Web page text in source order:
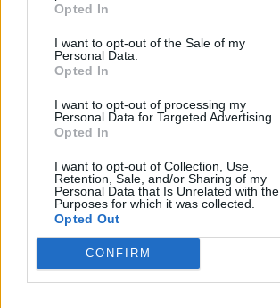
Opted In
I want to opt-out of the Sale of my
Personal Data.
Opted In
I want to opt-out of processing my
Personal Data for Targeted Advertising.
Opted In
I want to opt-out of Collection, Use,
Retention, Sale, and/or Sharing of my
Personal Data that Is Unrelated with the
Purposes for which it was collected.
Opted Out
CONFIRM